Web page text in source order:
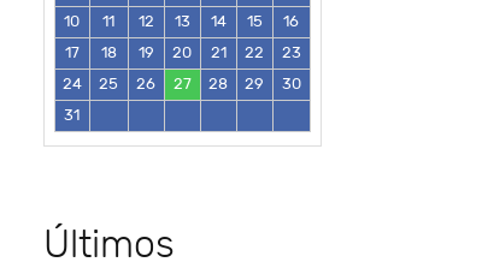
10
11 12 13 14 15
16
17
18 19 20 21 22
23
24
25 26 27 28 29
30
31
Últimos